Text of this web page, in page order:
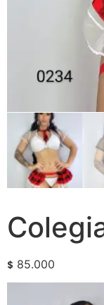
$ 85.000